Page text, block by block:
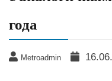
года
Metroadmin